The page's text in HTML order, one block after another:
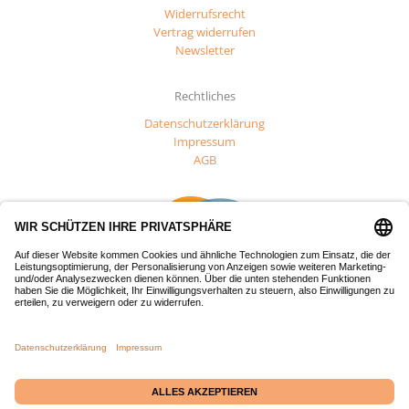
Widerrufsrecht
Vertrag widerrufen
Newsletter
Rechtliches
Datenschutzerklärung
Impressum
AGB
regionale Entwicklung (EFRE) gefördert.